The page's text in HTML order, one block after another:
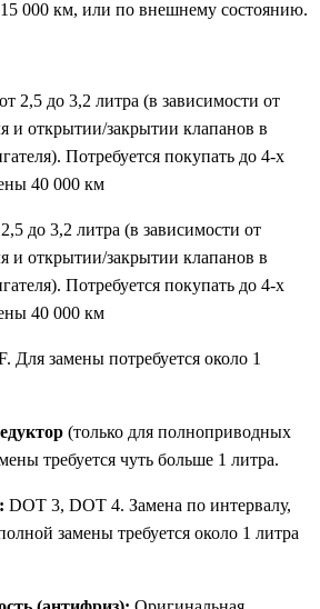
15 000 км, или по внешнему состоянию.
до 3,2 литра (в зависимости от
и открытии/закрытии клапанов в
Потребуется покупать до 4-х
40 000 км
до 3,2 литра (в зависимости от
и открытии/закрытии клапанов в
Потребуется покупать до 4-х
40 000 км
Для замены потребуется около 1
(только для полноприводных
требуется чуть больше 1 литра.
DOT 3, DOT 4. Замена по интервалу,
замены требуется около 1 литра